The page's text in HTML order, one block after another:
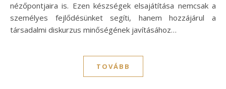
nézőpontjaira is. Ezen készségek elsajátítása nemcsak a
személyes fejlődésünket segíti, hanem hozzájárul a
társadalmi diskurzus minőségének javításához…
TOVÁBB